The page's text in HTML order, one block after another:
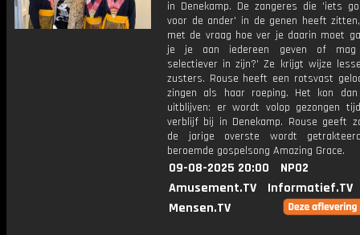
in Denekamp. De zangeres die 'iets
voor de ander' in de genen heeft
met de vraag hoe ver je daarin moet
je je aan iedereen geven of
selectiever in zijn?' Ze krijgt wijze
zusters. Rouse heeft een rotsvast
zingen als haar roeping. Het kon
uitblijven: er wordt volop gezongen
verblijf bij in Denekamp. Rouse geeft
de jarige overste wordt
beroemde gospelsong Amazing Grace.
09-08-2025 20:00
NPO2
Amusement.TV
Informatief.TV
Mensen.TV